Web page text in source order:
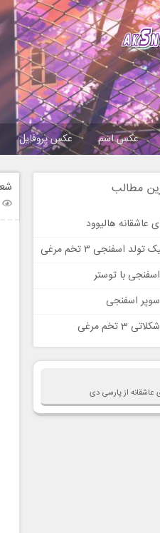
عکس اسم عکس پروفایل
مطالب
عاشقانه هالیوود
اسفنجی ۳ تخم مرغی
با توستر
اسفنجی
تخم مرغی
از پارسی دی